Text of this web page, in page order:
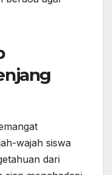
wajah siswa
dari